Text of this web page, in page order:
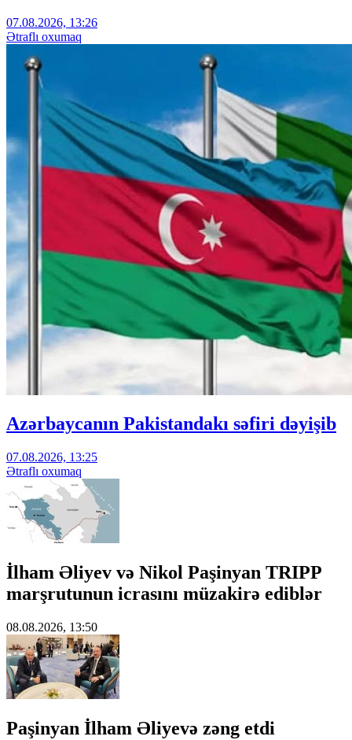
07.08.2026, 13:26
Ətraflı oxumaq
Azərbaycanın Pakistandakı səfiri dəyişib
07.08.2026, 13:25
Ətraflı oxumaq
İlham Əliyev və Nikol Paşinyan TRIPP
marşrutunun icrasını müzakirə ediblər
08.08.2026, 13:50
Paşinyan İlham Əliyevə zəng etdi